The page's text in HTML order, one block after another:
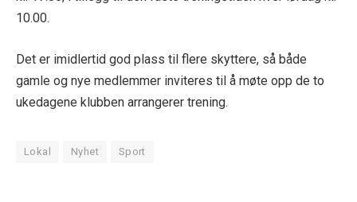
10.00.
Det er imidlertid god plass til flere skyttere, så både
gamle og nye medlemmer inviteres til å møte opp de to
ukedagene klubben arrangerer trening.
Lokal Nyhet Sport